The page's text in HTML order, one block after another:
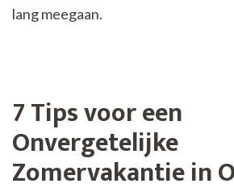
lang meegaan.
7 Tips voor een
Onvergetelijke
Zomervakantie in